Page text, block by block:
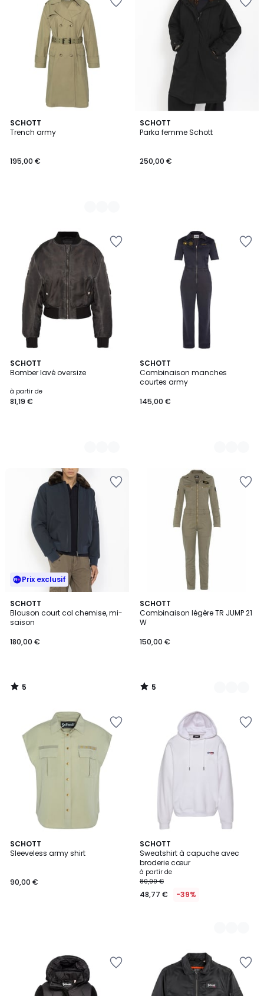
SCHOTT
Trench army
195,00 €
2
Couleurs
SCHOTT
Parka femme Schott
250,00 €
SCHOTT
Bomber lavé oversize
à partir de
81,19 €
2
Couleurs
SCHOTT
Combinaison manches
courtes army
145,00 €
2
Couleurs
Prix exclusif
SCHOTT
Blouson court col chemise, mi-
saison
180,00 €
5
/
5
5
/
SCHOTT
Combinaison légère TR JUMP 21
W
150,00 €
5
/
5
6
Couleurs
5
/
SCHOTT
Sleeveless army shirt
90,00 €
SCHOTT
Sweatshirt à capuche avec
broderie cœur
à partir de
80,00 €
48,77 € -39%
6
Couleurs